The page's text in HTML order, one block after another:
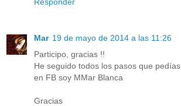
Mar 19 de mayo de 2014 a las 11:26
Participo, gracias !!
He seguido todos los pasos que pedías
en FB soy MMar Blanca
Gracias